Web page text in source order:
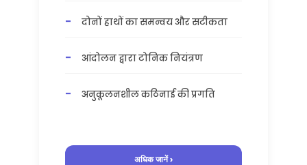
दोनों हाथों का समन्वय और सटीकता
आंदोलन द्वारा टोनिक नियंत्रण
अनुकूलनशील कठिनाई की प्रगति
अधिक जानें ›